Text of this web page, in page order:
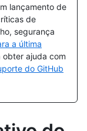
lançamento de
de
segurança
a última
obter ajuda com
do GitHub